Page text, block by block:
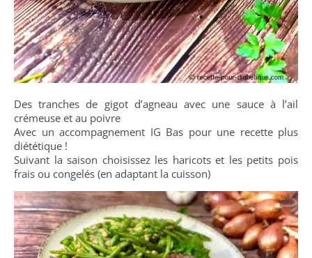
Des tranches de gigot d’agneau avec une sauce à l’ail
crémeuse et au poivre
Avec un accompagnement IG Bas pour une recette plus
diététique !
Suivant la saison choisissez les haricots et les petits pois
frais ou congelés (en adaptant la cuisson)